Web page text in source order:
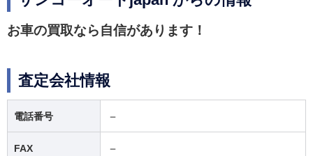
お車の買取なら自信があります！
査定会社情報
電話番号 －
FAX －